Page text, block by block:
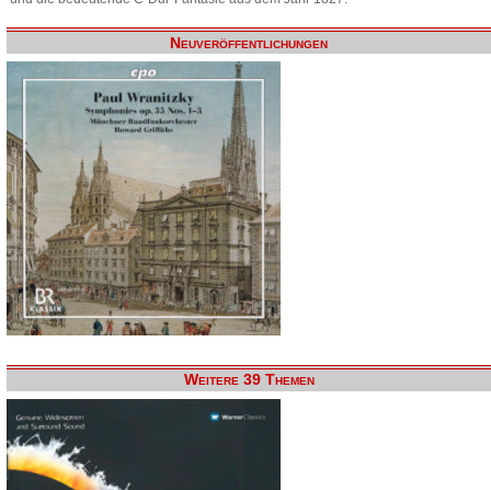
Neuveröffentlichungen
Weitere 39 Themen